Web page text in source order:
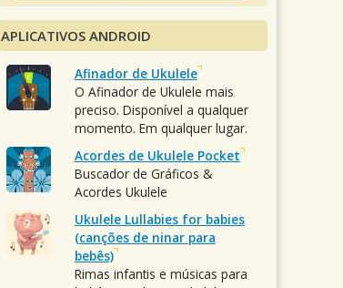
APLICATIVOS ANDROID
Afinador de Ukulele
O Afinador de Ukulele mais
preciso. Disponível a qualquer
momento. Em qualquer lugar.
Acordes de Ukulele Pocket
Buscador de Gráficos &
Acordes Ukulele
Ukulele Lullabies for babies
(canções de ninar para
bebês)
Rimas infantis e músicas para